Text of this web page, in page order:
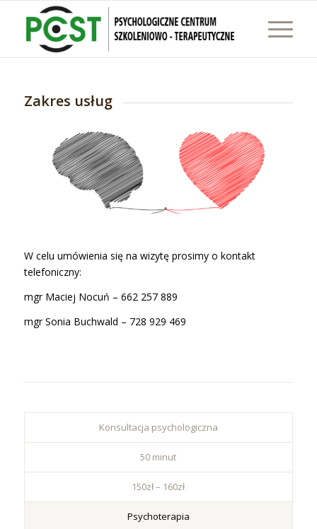
Zakres usług
W celu umówienia się na wizytę prosimy o kontakt
telefoniczny:
mgr Maciej Nocuń – 662 257 889
mgr Sonia Buchwald – 728 929 469
Konsultacja psychologiczna
50 minut
150zł – 160zł
Psychoterapia